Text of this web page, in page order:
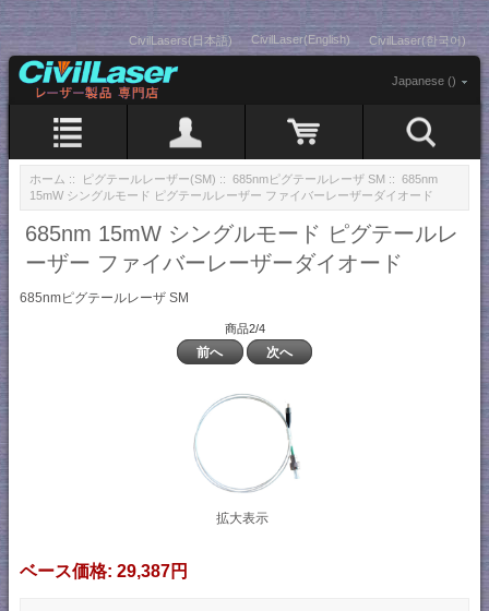
CivilLasers(日本語) CivilLaser(English) CivilLaser(한국어)
Japanese ()
ホーム :: ピグテールレーザー(SM) :: 685nmピグテールレーザ SM :: 685nm
15mW シングルモード ピグテールレーザー ファイバーレーザーダイオード
685nm 15mW シングルモード ピグテールレ
ーザー ファイバーレーザーダイオード
685nmピグテールレーザ SM
商品2/4
前へ 次へ
拡大表示
ベース価格: 29,387円